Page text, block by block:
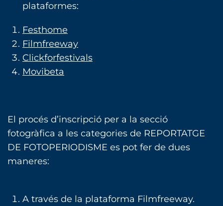
plataformes:
Festhome
Filmfreeway
Clickforfestivals
Movibeta
El procés d’inscripció per a la secció
fotogràfica a les categories de REPORTATGE
DE FOTOPERIODISME es pot fer de dues
maneres:
A través de la plataforma Filmfreeway.